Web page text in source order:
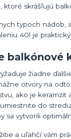
skrášľujú
typoch
40l je
balkónové
žiadne
otvory na
ako je keramzit
do
sa vytvorili
a uľahčí vám